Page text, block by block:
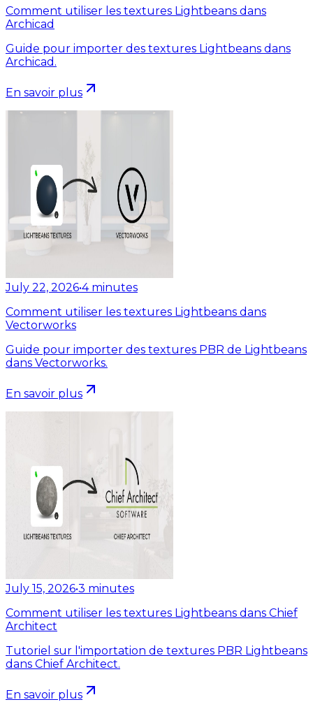
Comment utiliser les textures Lightbeans dans
Archicad
Guide pour importer des textures Lightbeans dans
Archicad.
En savoir plus
July 22, 2026•4 minutes
Comment utiliser les textures Lightbeans dans
Vectorworks
Guide pour importer des textures PBR de Lightbeans
dans Vectorworks.
En savoir plus
July 15, 2026•3 minutes
Comment utiliser les textures Lightbeans dans Chief
Architect
Tutoriel sur l'importation de textures PBR Lightbeans
dans Chief Architect.
En savoir plus